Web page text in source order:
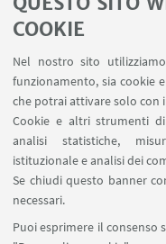
COOKIE
Nel nostro sito
funzionamento, sia cookie
che potrai attivare solo con
Cookie e altri strumenti
analisi statistiche,
istituzionale e analisi dei
Se chiudi questo banner
necessari.
Puoi esprimere il
SEGUI